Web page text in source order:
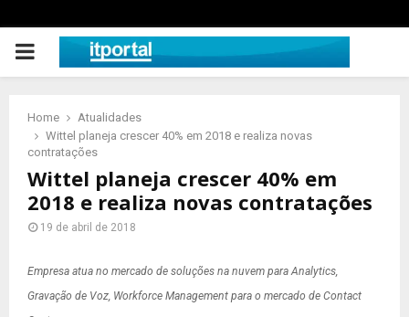
PRIMARY
Home
Atualidades
Wittel planeja crescer 40% em 2018 e realiza novas
contratações
Wittel planeja crescer 40% em
2018 e realiza novas contratações
19 de abril de 2018
Empresa atua no mercado de soluções na nuvem para Analytics,
Gravação de Voz, Workforce Management para o mercado de Contact